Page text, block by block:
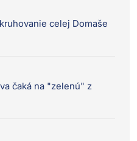
celej Domaše
čaká na "zelenú" z